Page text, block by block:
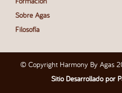
Sobre Agas
Filosofía
© Copyright Harmony By Agas
Sitio Desarrollado por